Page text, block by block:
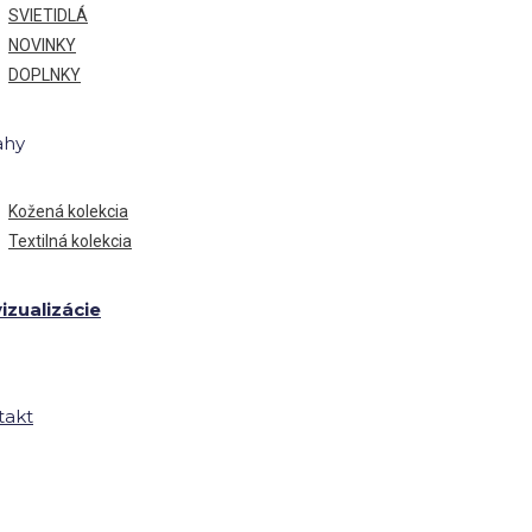
SVIETIDLÁ
NOVINKY
DOPLNKY
Kožená kolekcia
Textilná kolekcia